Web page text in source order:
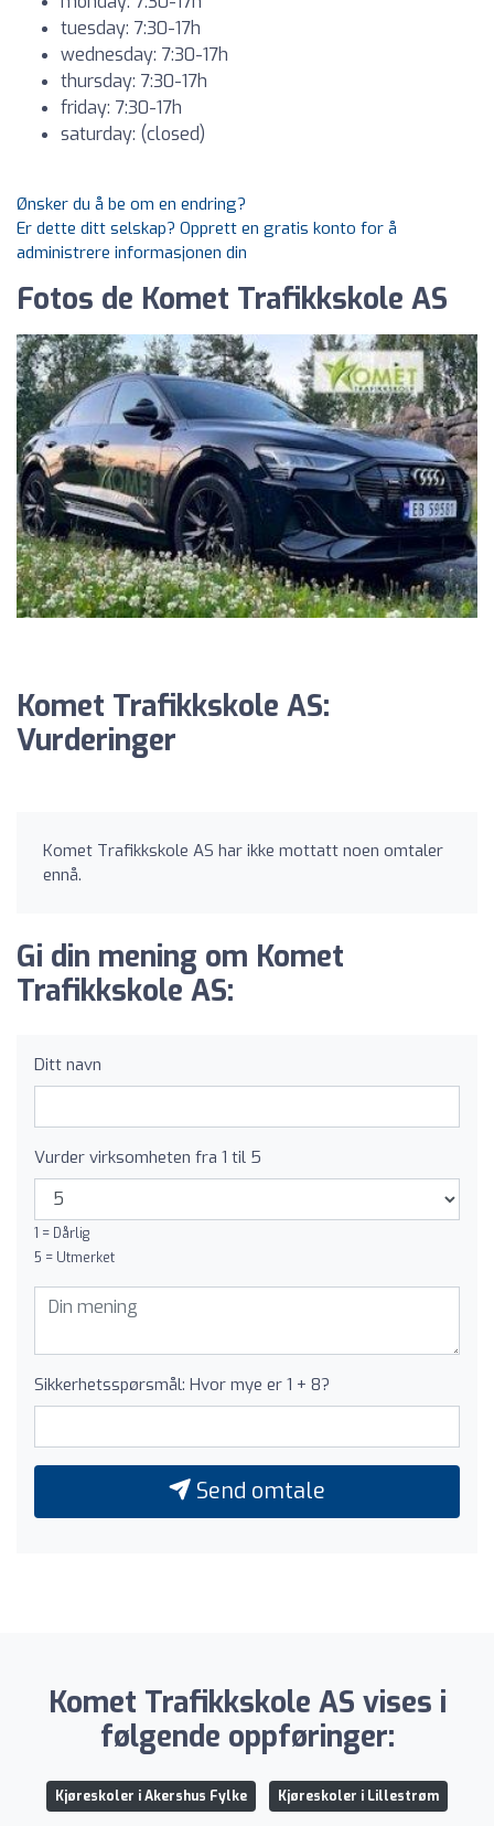
tuesday: 7:30-17h
wednesday: 7:30-17h
thursday: 7:30-17h
friday: 7:30-17h
saturday: (closed)
Ønsker du å be om en endring?
Er dette ditt selskap? Opprett en gratis konto for å
administrere informasjonen din
Fotos de Komet Trafikkskole AS
Komet Trafikkskole AS:
Vurderinger
Komet Trafikkskole AS har ikke mottatt noen omtaler
ennå.
Gi din mening om Komet
Trafikkskole AS:
Ditt navn
Vurder virksomheten fra 1 til 5
1 = Dårlig
5 = Utmerket
Sikkerhetsspørsmål: Hvor mye er 1 + 8?
Send omtale
Komet Trafikkskole AS vises i
følgende oppføringer:
Kjøreskoler i Akershus Fylke Kjøreskoler i Lillestrøm